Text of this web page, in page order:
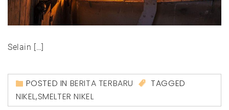
Selain […]
POSTED IN BERITA TERBARU
TAGGED
NIKEL,SMELTER NIKEL